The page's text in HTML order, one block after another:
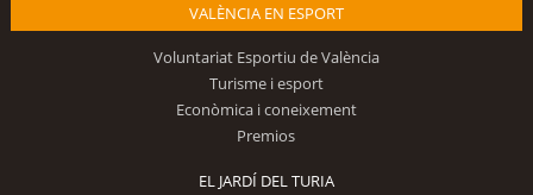
VALÈNCIA EN ESPORT
Voluntariat Esportiu de València
Turisme i esport
Econòmica i coneixement
Premios
EL JARDÍ DEL TURIA